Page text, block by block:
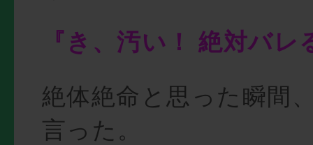
『き、汚い！ 絶対バレ
絶体絶命と思った瞬間
言った。